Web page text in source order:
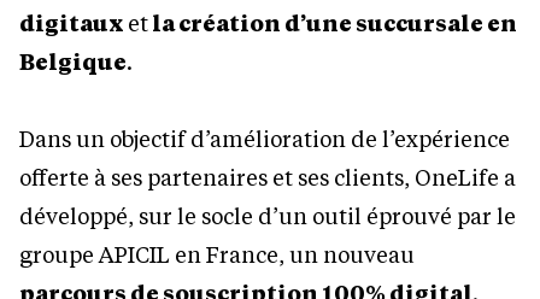
digitaux etla création d’une succursale en
Belgique.
Dans un objectif d’amélioration de l’expérience
offerte à ses partenaires et ses clients, OneLife a
développé, sur le socle d’un outil éprouvé par le
groupe APICIL en France, un nouveau
parcours de souscription 100% digital.